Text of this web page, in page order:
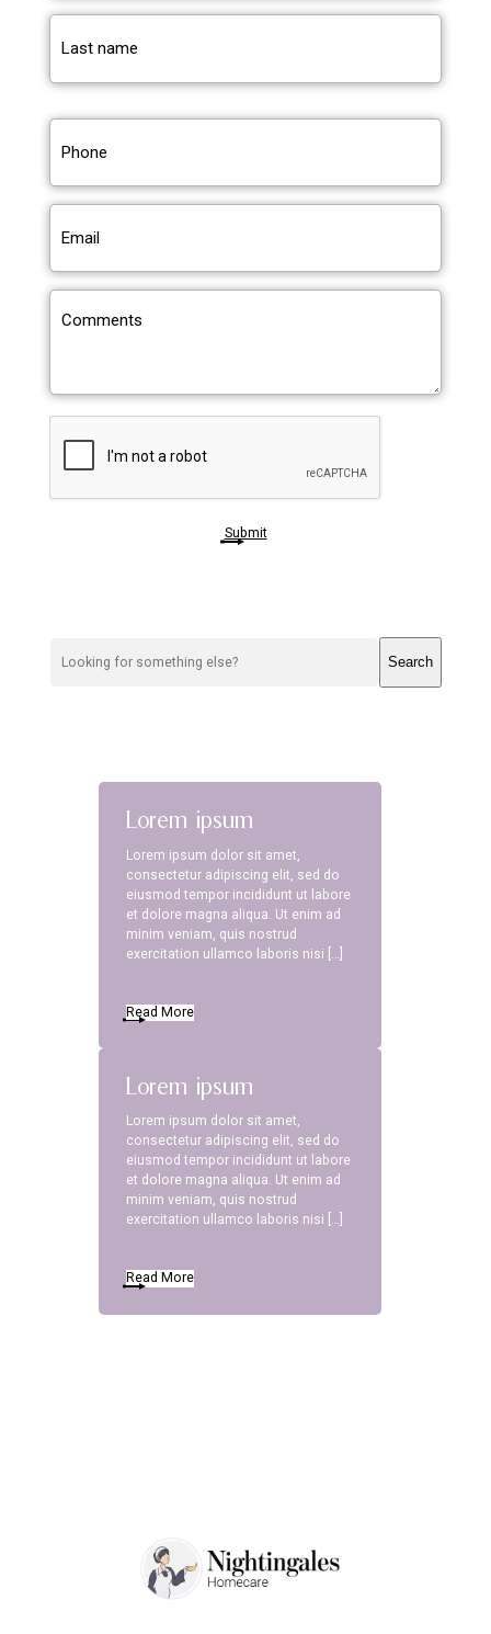
Last
name
Phone
Email
(Required)
Comments
Submit
Lorem ipsum
Lorem ipsum dolor sit amet,
consectetur adipiscing elit, sed do
eiusmod tempor incididunt ut labore
et dolore magna aliqua. Ut enim ad
minim veniam, quis nostrud
exercitation ullamco laboris nisi […]
Read More
Lorem ipsum
Lorem ipsum dolor sit amet,
consectetur adipiscing elit, sed do
eiusmod tempor incididunt ut labore
et dolore magna aliqua. Ut enim ad
minim veniam, quis nostrud
exercitation ullamco laboris nisi […]
Read More